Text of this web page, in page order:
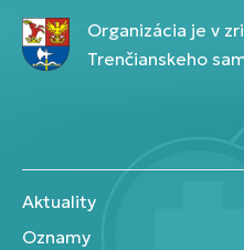
Organizácia je v
Trenčianskeho
Aktuality
Oznamy